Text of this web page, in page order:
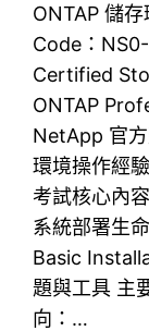
ONTAP 儲
Code：
Certified
ONTAP
NetApp 官
環境操作經
考試核心內
系統部署生
Basic
題與工具 主
向：…